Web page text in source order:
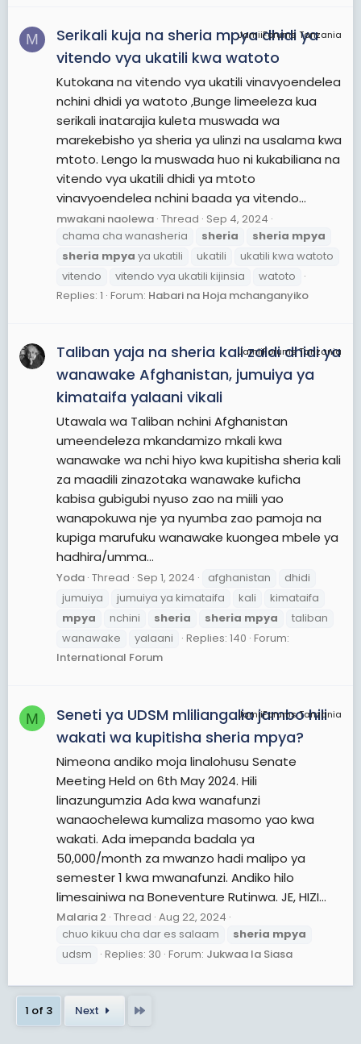
M JamiiForums Tanzania
Serikali kuja na sheria mpya dhidi ya
vitendo vya ukatili kwa watoto
Kutokana na vitendo vya ukatili vinavyoendelea
nchini dhidi ya watoto ,Bunge limeeleza kua
serikali inatarajia kuleta muswada wa
marekebisho ya sheria ya ulinzi na usalama kwa
mtoto. Lengo la muswada huo ni kukabiliana na
vitendo vya ukatili dhidi ya mtoto
vinavyoendelea nchini baada ya vitendo...
mwakani naolewa Thread Sep 4, 2024
chama cha wanasheria
sheria sheria mpya
sheria mpya ya ukatili ukatili
ukatili kwa watoto
vitendo
vitendo vya ukatili kijinsia
watoto
Replies: 1 Forum: Habari na Hoja mchanganyiko
JamiiForums Tanzania
Taliban yaja na sheria kali zaidi dhidi ya
wanawake Afghanistan, jumuiya ya
kimataifa yalaani vikali
Utawala wa Taliban nchini Afghanistan
umeendeleza mkandamizo mkali kwa
wanawake wa nchi hiyo kwa kupitisha sheria kali
za maadili zinazotaka wanawake kuficha
kabisa gubigubi nyuso zao na miili yao
wanapokuwa nje ya nyumba zao pamoja na
kupiga marufuku wanawake kuongea mbele ya
hadhira/umma...
Yoda Thread Sep 1, 2024 afghanistan
dhidi
jumuiya
jumuiya ya kimataifa kali
kimataifa
mpya
nchini sheria sheria mpya
taliban
wanawake
yalaani Replies: 140 Forum:
International Forum
M JamiiForums Tanzania
Seneti ya UDSM mliliangalia jambo hili
wakati wa kupitisha sheria mpya?
Nimeona andiko moja linalohusu Senate
Meeting Held on 6th May 2024. Hili
linazungumzia Ada kwa wanafunzi
wanaochelewa kumaliza masomo yao kwa
wakati. Ada imepanda badala ya
50,000/month za mwanzo hadi malipo ya
semester 1 kwa mwanafunzi. Andiko hilo
limesainiwa na Boneventure Rutinwa. JE, HIZI...
Malaria 2 Thread Aug 22, 2024
chuo kikuu cha dar es salaam
sheria mpya
udsm
Replies: 30 Forum: Jukwaa la Siasa
1 of 3 Next